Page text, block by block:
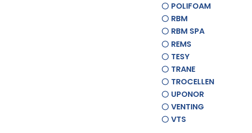
POLIFOAM
RBM
RBM SPA
REMS
TESY
TRANE
TROCELLEN
UPONOR
VENTING
VTS